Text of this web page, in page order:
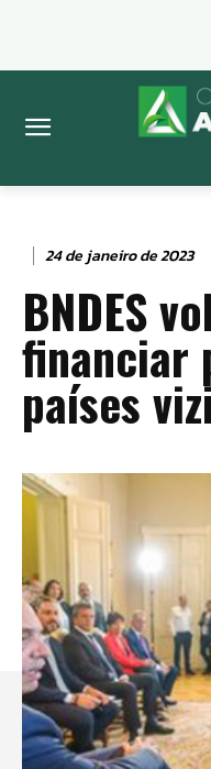
24 de janeiro de 2023
BNDES
financiar
países